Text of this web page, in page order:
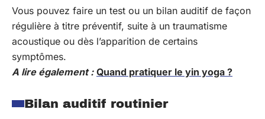
Vous pouvez faire un test ou un bilan auditif de façon
régulière à titre préventif, suite à un traumatisme
acoustique ou dès l’apparition de certains
symptômes.
A lire également : Quand pratiquer le yin yoga ?
Bilan auditif routinier